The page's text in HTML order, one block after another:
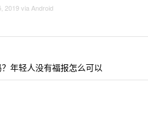
2019 via Android
年轻人没有福报怎么可以